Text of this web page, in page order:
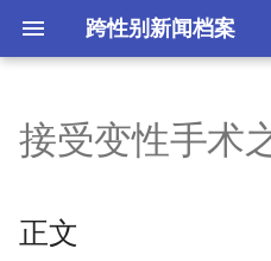
跨性别新闻档案
n
i
i
正文
信息
接受变性手术
正文